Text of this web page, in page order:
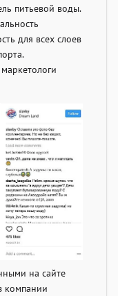
питьевой воды.
для всех слоев
на сайте
компании